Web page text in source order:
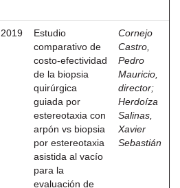
2019
Estudio
comparativo de
costo-efectividad
de la biopsia
quirúrgica
guiada por
estereotaxia con
arpón vs biopsia
por estereotaxia
asistida al vacío
para la
evaluación de
Cornejo
Castro,
Pedro
Mauricio,
director;
Herdoíza
Salinas,
Xavier
Sebastián